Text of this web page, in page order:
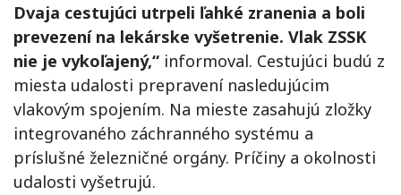
Dvaja cestujúci utrpeli ľahké zranenia a boli
prevezení na lekárske vyšetrenie. Vlak ZSSK
nie je vykoľajený,“ informoval. Cestujúci budú z
miesta udalosti prepravení nasledujúcim
vlakovým spojením. Na mieste zasahujú zložky
integrovaného záchranného systému a
príslušné železničné orgány. Príčiny a okolnosti
udalosti vyšetrujú.